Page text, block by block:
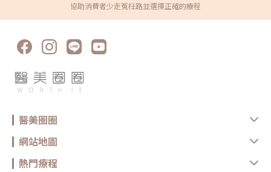
協助消費者少走冤枉路並選擇正確的療程
醫美圈圈
網站地圖
熱門療程